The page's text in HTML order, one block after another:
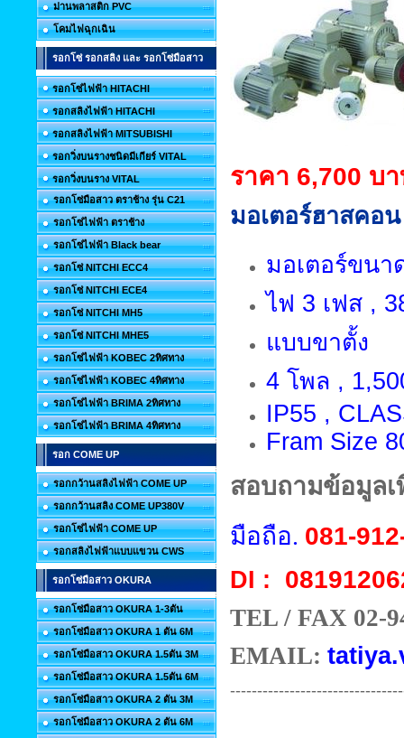
ม่านพลาสติก PVC
โคมไฟฉุกเฉิน
รอกโซ่ รอกสลิง และ รอกโซ่มือสาว
รอกโซ่ไฟฟ้า HITACHI
รอกสลิงไฟฟ้า HITACHI
รอกสลิงไฟฟ้า MITSUBISHI
รอกวิ่งบนรางชนิดมีเกียร์ VITAL
รอกวิ่งบนราง VITAL
รอกโซ่มือสาว ตราช้าง รุ่น C21
รอกโซ่ไฟฟ้า ตราช้าง
รอกโซ่ไฟฟ้า Black bear
รอกโซ่ NITCHI ECC4
รอกโซ่ NITCHI ECE4
รอกโซ่ NITCHI MH5
รอกโซ่ NITCHI MHE5
รอกโซ่ไฟฟ้า KOBEC 2ทิศทาง
รอกโซ่ไฟฟ้า KOBEC 4ทิศทาง
รอกโซ่ไฟฟ้า BRIMA 2ทิศทาง
รอกโซ่ไฟฟ้า BRIMA 4ทิศทาง
รอก COME UP
รอกกว้านสลิงไฟฟ้า COME UP
รอกกว้านสลิง COME UP380V
รอกโซ่ไฟฟ้า COME UP
รอกสลิงไฟฟ้าแบบแขวน CWS
รอกโซ่มือสาว OKURA
รอกโซ่มือสาว OKURA 1-3ตัน
รอกโซ่มือสาว OKURA 1 ตัน 6M
รอกโซ่มือสาว OKURA 1.5ตัน 3M
รอกโซ่มือสาว OKURA 1.5ตัน 6M
รอกโซ่มือสาว OKURA 2 ตัน 3M
รอกโซ่มือสาว OKURA 2 ตัน 6M
ราคา 6,700 บ
มอเตอร์ฮาสคอ
มอเตอร์ขนา
ไฟ 3 เฟส ,
แบบขาตั้ง
4 โพล ,
IP55 ,
Fram Size
สอบถามข้อมูลเ
มือถือ. 081-
DI :
TEL / FAX 02-
EMAIL: tatiya.